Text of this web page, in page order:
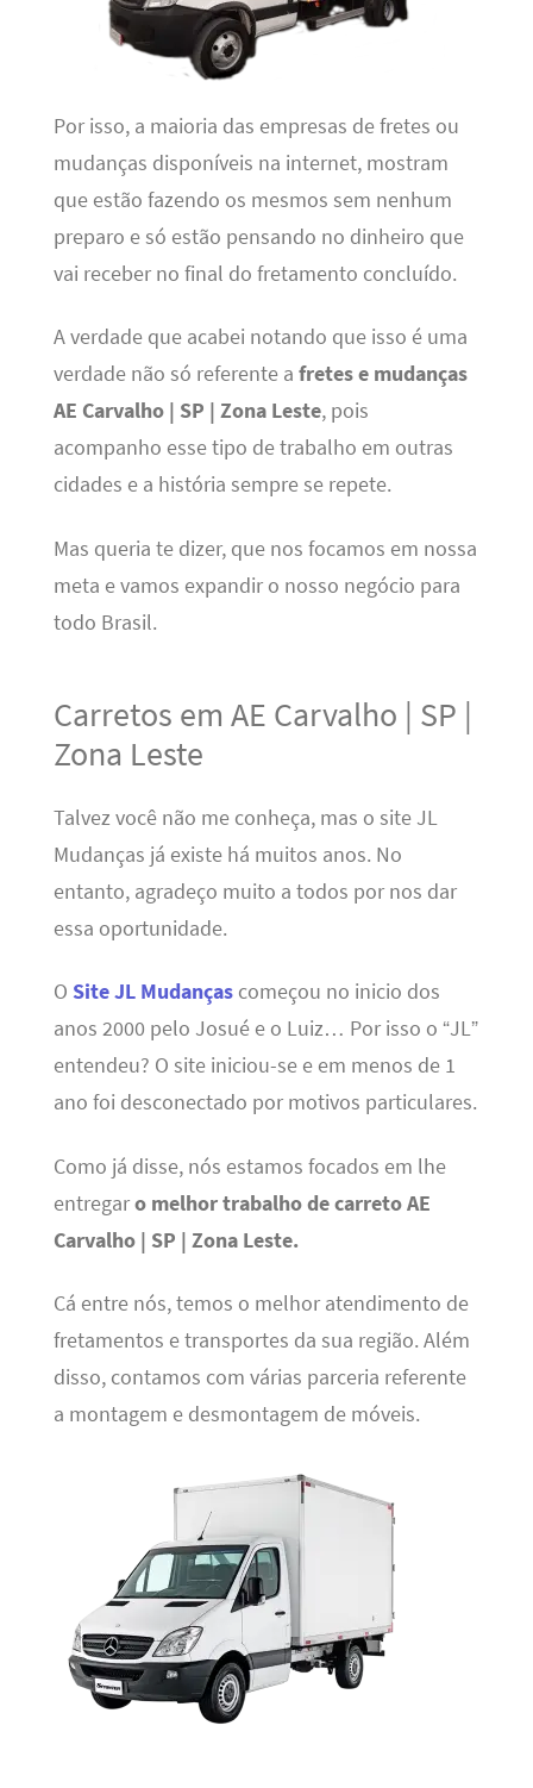
Por isso, a maioria das empresas de fretes ou
mudanças disponíveis na internet, mostram
que estão fazendo os mesmos sem nenhum
preparo e só estão pensando no dinheiro que
vai receber no final do fretamento concluído.
A verdade que acabei notando que isso é uma
verdade não só referente a fretes e mudanças
AE Carvalho | SP | Zona Leste, pois
acompanho esse tipo de trabalho em outras
cidades e a história sempre se repete.
Mas queria te dizer, que nos focamos em nossa
meta e vamos expandir o nosso negócio para
todo Brasil.
Carretos em AE Carvalho | SP |
Zona Leste
Talvez você não me conheça, mas o site JL
Mudanças já existe há muitos anos. No
entanto, agradeço muito a todos por nos dar
essa oportunidade.
O Site JL Mudançascomeçou no inicio dos
anos 2000 pelo Josué e o Luiz… Por isso o “JL”
entendeu? O site iniciou-se e em menos de 1
ano foi desconectado por motivos particulares.
Como já disse, nós estamos focados em lhe
entregaro melhor trabalho de carreto AE
Carvalho | SP | Zona Leste.
Cá entre nós, temos o melhor atendimento de
fretamentos e transportes da sua região. Além
disso, contamos com várias parceria referente
a montagem e desmontagem de móveis.